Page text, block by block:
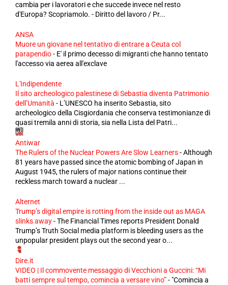
cambia per i lavoratori e che succede invece nel resto
d'Europa? Scopriamolo. - Diritto del lavoro / Pr...
ANSA
Muore un giovane nel tentativo di entrare a Ceuta col
parapendio- E' il primo decesso di migranti che hanno tentato
l'accesso via aerea all'exclave
L'Indipendente
Il sito archeologico palestinese di Sebastia diventa Patrimonio
dell’Umanità - L’UNESCO ha inserito Sebastia, sito
archeologico della Cisgiordania che conserva testimonianze di
quasi tremila anni di storia, sia nella Lista del Patri...
Antiwar
The Rulers of the Nuclear Powers Are Slow Learners-Although
81 years have passed since the atomic bombing of Japan in
August 1945, the rulers of major nations continue their
reckless march toward a nuclear ...
Alternet
Trump’s digital empire is rotting from the inside out as MAGA
slinks away-The Financial Times reports President Donald
Trump’s Truth Social media platform is bleeding users as the
unpopular president plays out the second year o...
Dire.it
VIDEO | Il commovente messaggio di Vecchioni a Guccini: “Mi
batti sempre sul tempo, comincia a versare vino”- "Comincia a